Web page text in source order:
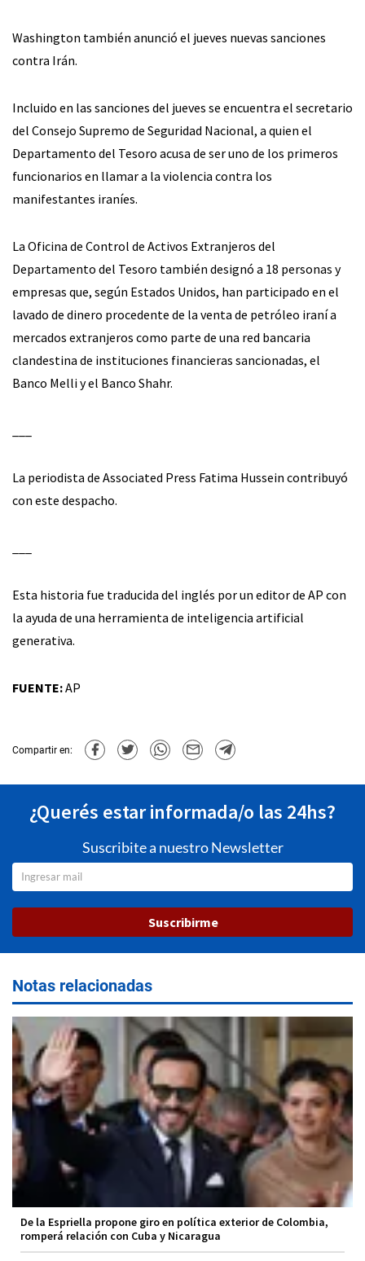
Washington también anunció el jueves nuevas sanciones
contra Irán.
Incluido en las sanciones del jueves se encuentra el secretario
del Consejo Supremo de Seguridad Nacional, a quien el
Departamento del Tesoro acusa de ser uno de los primeros
funcionarios en llamar a la violencia contra los
manifestantes iraníes.
La Oficina de Control de Activos Extranjeros del
Departamento del Tesoro también designó a 18 personas y
empresas que, según Estados Unidos, han participado en el
lavado de dinero procedente de la venta de petróleo iraní a
mercados extranjeros como parte de una red bancaria
clandestina de instituciones financieras sancionadas, el
Banco Melli y el Banco Shahr.
La periodista de Associated Press Fatima Hussein contribuyó
con este despacho.
Esta historia fue traducida del inglés por un editor de AP con
la ayuda de una herramienta de inteligencia artificial
generativa.
FUENTE:AP
Compartir en:
¿Querés estar informada/o las 24hs?
Suscribite a nuestro Newsletter
Suscribirme
Notas relacionadas
De la Espriella propone giro en política exterior de Colombia,
romperá relación con Cuba y Nicaragua